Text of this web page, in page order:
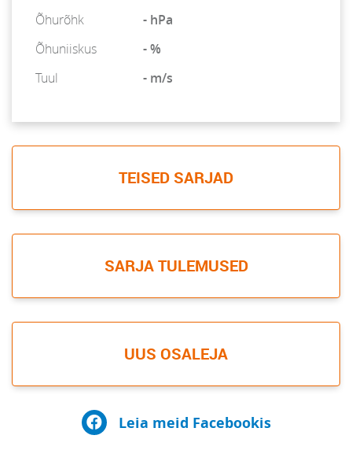
Õhurõhk
- hPa
Õhuniiskus
- %
Tuul
- m/s
TEISED SARJAD
SARJA TULEMUSED
UUS OSALEJA
Leia meid Facebookis